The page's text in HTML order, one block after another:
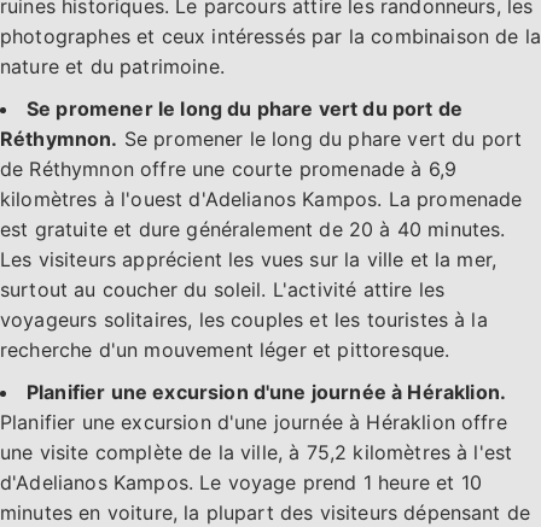
ruines historiques. Le parcours attire les randonneurs, les
photographes et ceux intéressés par la combinaison de la
nature et du patrimoine.
Se promener le long du phare vert du port de
Réthymnon. Se promener le long du phare vert du port
de Réthymnon offre une courte promenade à 6,9
kilomètres à l'ouest d'Adelianos Kampos. La promenade
est gratuite et dure généralement de 20 à 40 minutes.
Les visiteurs apprécient les vues sur la ville et la mer,
surtout au coucher du soleil. L'activité attire les
voyageurs solitaires, les couples et les touristes à la
recherche d'un mouvement léger et pittoresque.
Planifier une excursion d'une journée à Héraklion.
Planifier une excursion d'une journée à Héraklion offre
une visite complète de la ville, à 75,2 kilomètres à l'est
d'Adelianos Kampos. Le voyage prend 1 heure et 10
minutes en voiture, la plupart des visiteurs dépensant de